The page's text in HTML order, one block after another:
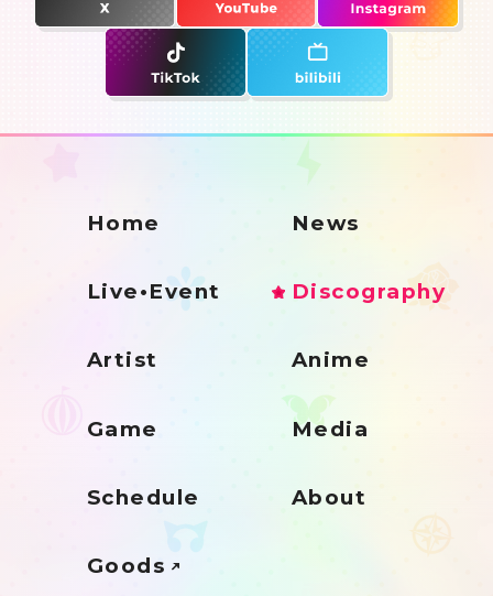
Home News
Live•Event Discography
Artist Anime
Game Media
Schedule About
Goods